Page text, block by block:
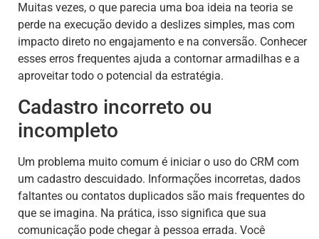
Muitas vezes, o que parecia uma boa ideia na teoria se
perde na execução devido a deslizes simples, mas com
impacto direto no engajamento e na conversão. Conhecer
esses erros frequentes ajuda a contornar armadilhas e a
aproveitar todo o potencial da estratégia.
Cadastro incorreto ou
incompleto
Um problema muito comum é iniciar o uso do CRM com
um cadastro descuidado. Informações incorretas, dados
faltantes ou contatos duplicados são mais frequentes do
que se imagina. Na prática, isso significa que sua
comunicação pode chegar à pessoa errada. Você